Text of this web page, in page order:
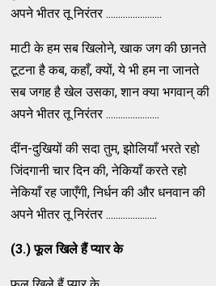
अपने भीतर तू निरंतर .......................
माटी के हम सब खिलोने, खाक जग की छानते
टूटना है कब, कहाँ, क्यों, ये भी हम ना जानते
सब जगह है खेल उसका, शान क्या भगवान् की
अपने भीतर तू निरंतर ......................
दींन-दुखियों की सदा तुम, झोलियाँ भरते रहो
जिंदगानी चार दिन की, नेकियाँ करते रहो
नेकियाँ रह जाएँगी, निर्धन की और धनवान की
अपने भीतर तू निरंतर .....................
(3.) फूल खिले हैं प्यार के